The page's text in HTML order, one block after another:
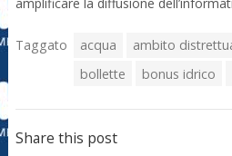
amplificare la diffusione
Taggato acqua
ambito
bollette
bonus idrico
Share this post